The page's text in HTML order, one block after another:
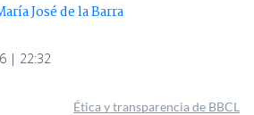
José de la Barra
| 22:32
Ética y transparencia de BBCL